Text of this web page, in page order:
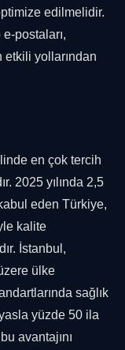
edilmelidir.
postaları,
etkili yollarından
en çok tercih
2025 yılında 2,5
eden Türkiye,
kalite
İstanbul,
ülke
sağlık
yüzde 50 ila
avantajını